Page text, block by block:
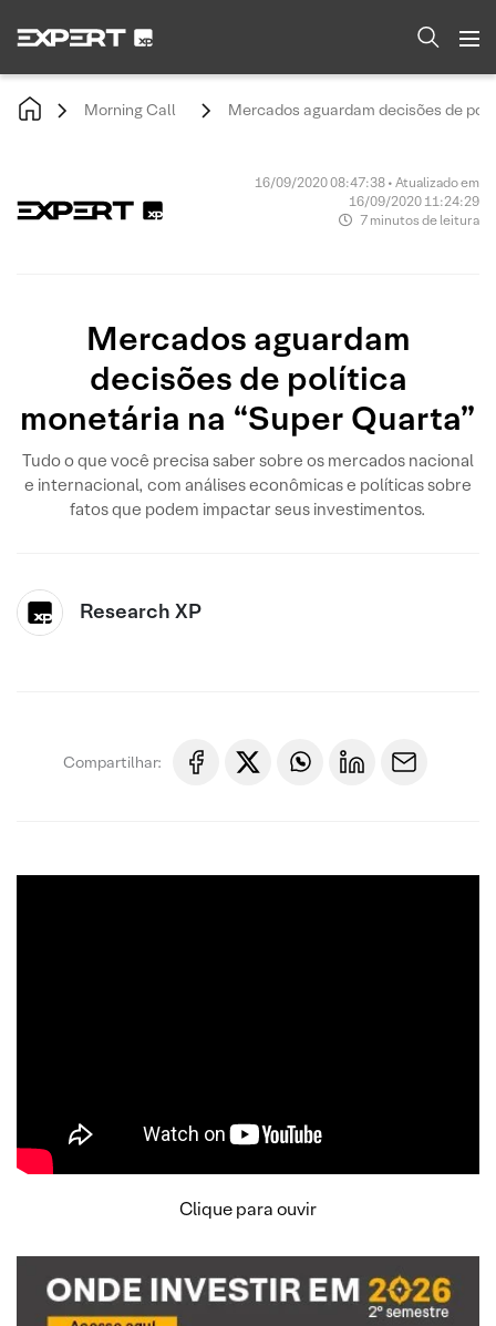
Morning Call Mercados aguardam decisões de
16/09/2020 08:47:38 • Atualizado em
16/09/2020 11:24:29
7 minutos de leitura
Mercados aguardam
decisões de política
monetária na “Super Quarta”
Tudo o que você precisa saber sobre os mercados nacional
e internacional, com análises econômicas e políticas sobre
fatos que podem impactar seus investimentos.
Research XP
Compartilhar:
Clique para ouvir